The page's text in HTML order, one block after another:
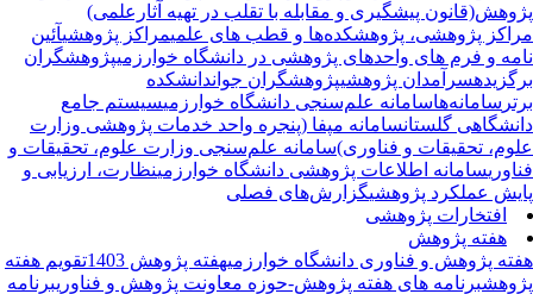
پیشگیری و مقابله با تقلب در تهیه آثارعلمی)
پژوهشی، پژوهشکده‌ها و قطب های علمیمراکز پژوهشیآئین
و فرم های واحدهای پژوهشی در دانشگاه خوارزمی پژوهشگران
سرآمدان پژوهشیپژوهشگران جواندانشکده
سامانه‌هاسامانه علم‌سنجی دانشگاه خوارزمی سیستم جامع
گلستانسامانه مپفا (پنجره واحد خدمات پژوهشی وزارت
تحقیقات و فناوری) سامانه علم‌سنجی وزارت علوم، تحقیقات و
سامانه اطلاعات پژوهشی دانشگاه خوارزمی نظارت، ارزیابی و
عملکرد پژوهشیگزارش‌های فصلی
افتخارات پژوهشی
هفته پژوهش
پژوهش و فناوری دانشگاه خوارزمی هفته پژوهش 1403
تقویم هفته
برنامه های هفته پژوهش-حوزه معاونت پژوهش و فناوریبرنامه